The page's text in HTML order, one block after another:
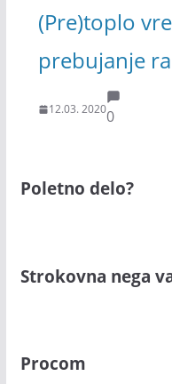
(Pre)toplo
prebujanje
12.03. 20200
Poletno delo?
Strokovna nega
Procom